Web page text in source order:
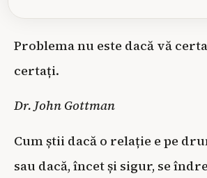
Problema nu este dacă vă
certați.
Dr. John Gottman
Cum știi dacă o relație e pe
sau dacă, încet și sigur, se